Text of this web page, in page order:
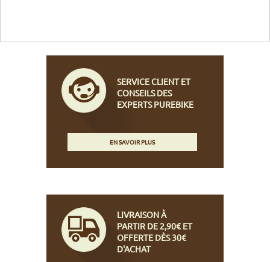
SERVICE CLIENT ET
CONSEILS DES
EXPERTS PUREBIKE
EN SAVOIR PLUS
LIVRAISON À
PARTIR DE 2,90€ ET
OFFERTE DÈS 30€
D'ACHAT